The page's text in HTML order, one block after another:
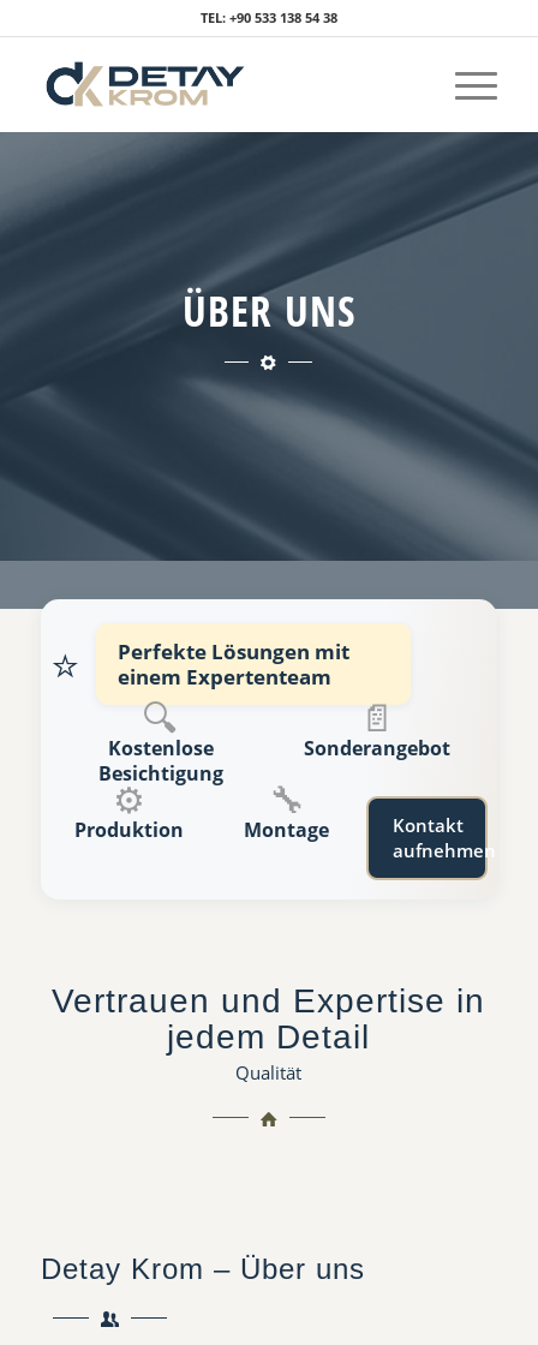
TEL: +90 533 138 54 38
ÜBER UNS
⭐
Perfekte Lösungen mit
einem Expertenteam
🔍
Kostenlose
Besichtigung
📄
Sonderangebot
⚙️
Produktion
🔧
Montage
Kontakt
aufnehmen
Vertrauen und Expertise in
jedem Detail
Qualität
Detay Krom – Über uns